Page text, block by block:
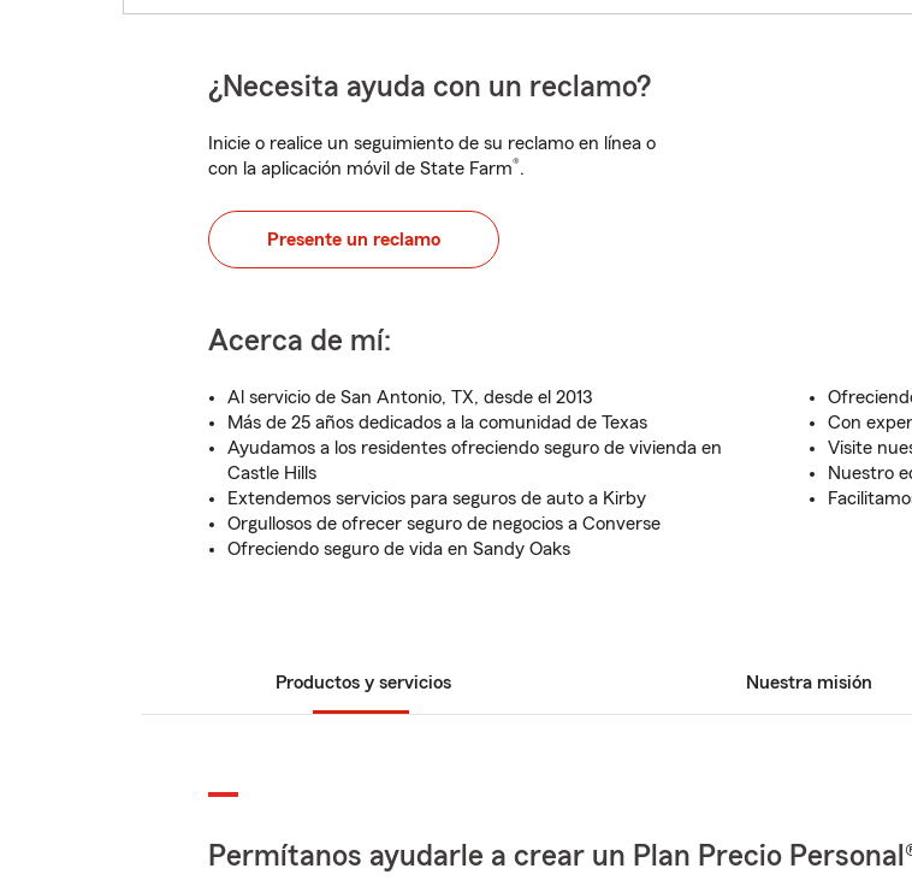
¿Necesita ayuda con un reclamo?
Inicie o realice un seguimiento de su reclamo en línea o
con la aplicación móvil de State Farm®.
Presente un reclamo
Acerca de mí:
Al servicio de San Antonio, TX, desde el 2013
Más de 25 años dedicados a la comunidad de Texas
Ayudamos a los residentes ofreciendo seguro de vivienda en
Castle Hills
Extendemos servicios para seguros de auto a Kirby
Orgullosos de ofrecer seguro de negocios a Converse
Ofreciendo seguro de vida en Sandy Oaks
Con
Visite
Nuestro
Productos y servicios Nuestra misión
Permítanos ayudarle a crear un Plan Precio